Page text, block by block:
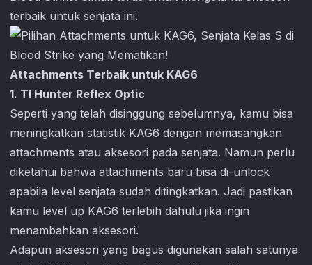
terbaik untuk senjata ini.
Attachments Terbaik untuk KAG6
1. TI Hunter Reflex Optic
Seperti yang telah disinggung sebelumnya, kamu bisa
meningkatkan statistik KAG6 dengan memasangkan
attachments atau aksesori pada senjata. Namun perlu
diketahui bahwa attachments baru bisa di-unlock
apabila level senjata sudah ditingkatkan. Jadi pastikan
kamu level up KAG6 terlebih dahulu jika ingin
menambahkan aksesori.
Adapun aksesori yang bagus digunakan salah satunya